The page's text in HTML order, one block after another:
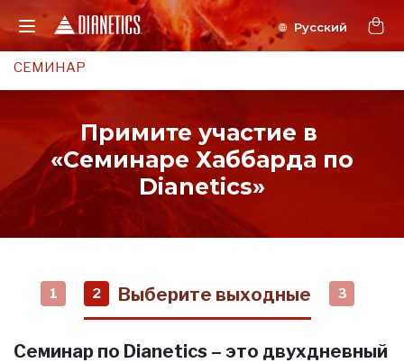
СЕМИНАР
Примите участие в
«Семинаре Хаббарда по
Dianetics»
1 2 Выберите выходные 3
Семинар по Dianetics – это двухдневный